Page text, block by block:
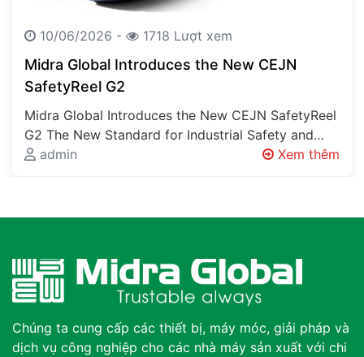
10/06/2026 - 1718 Lượt xem
Midra Global Introduces the New CEJN
SafetyReel G2
Midra Global Introduces the New CEJN SafetyReel
G2 The New Standard for Industrial Safety and
Workplace Organisation Every Factory Has…
admin Xem thêm
Chúng ta cung cấp các thiết bị, máy móc, giải pháp và
dịch vụ công nghiệp cho các nhà máy sản xuất với chi